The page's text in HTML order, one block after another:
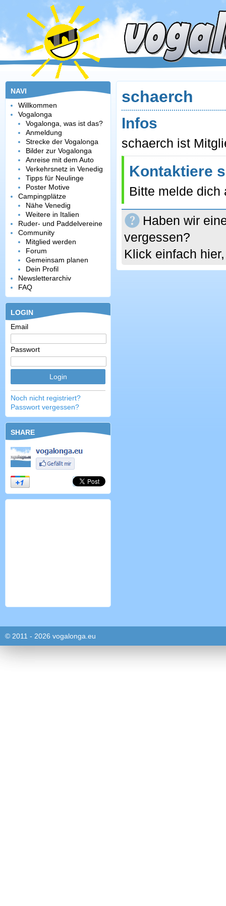
NAVI
Willkommen
Vogalonga
Vogalonga, was ist das?
Anmeldung
Strecke der Vogalonga
Bilder zur Vogalonga
Anreise mit dem Auto
Verkehrsnetz in Venedig
Tipps für Neulinge
Poster Motive
Campingplätze
Nähe Venedig
Weitere in Italien
Ruder- und Paddelvereine
Community
Mitglied werden
Forum
Gemeinsam planen
Dein Profil
Newsletterarchiv
FAQ
LOGIN
Email
Passwort
Noch nicht registriert?
Passwort vergessen?
SHARE
schaerch
Infos
schaerch ist
Kontaktiere
Bitte melde dich
Haben wir
vergessen?
Klick einfach
© 2011 - 2026 vogalonga.eu